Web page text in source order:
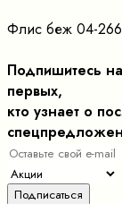
Флис беж 04-
Подпишитесь
первых,
кто узнает о